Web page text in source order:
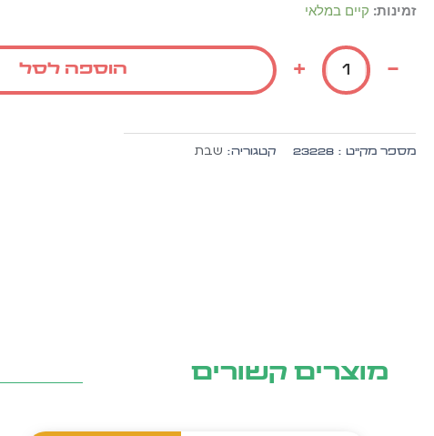
זמינות: קיים במלאי
-
כמות
חבקים
למפיונים
לכבוד
הטבעת
+ הוספה לסל
מספר מק״ט : 23228 קטגוריה: שבת
מוצרים קשורים